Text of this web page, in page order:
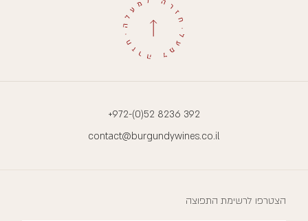
+972-(0)52 8236 392
contact@burgundywines.co.il
הצטרפו לרשימת התפוצה